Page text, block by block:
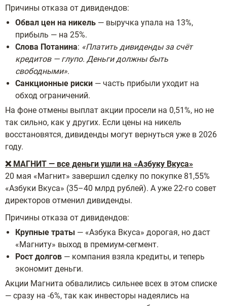
Причины отказа от дивидендов:
Обвал цен на никель — выручка упала на 13%,
прибыль — на 25%.
Слова Потанина: «Платить дивиденды за счёт
кредитов — глупо. Деньги должны быть
свободными».
Санкционные риски — часть прибыли уходит на
обход ограничений.
На фоне отмены выплат акции просели на 0,51%, но не
так сильно, как у других. Если цены на никель
восстановятся, дивиденды могут вернуться уже в 2026
году.
❌ МАГНИТ — все деньги ушли на «Азбуку Вкуса»
20 мая «Магнит» завершил сделку по покупке 81,55%
«Азбуки Вкуса» (35–40 млрд рублей). А уже 22-го совет
директоров отменил дивиденды.
Причины отказа от дивидендов:
Крупные траты — «Азбука Вкуса» дорогая, но даст
«Магниту» выход в премиум-сегмент.
Рост долгов — компания взяла кредиты, и теперь
экономит деньги.
Акции Магнита обвалились сильнее всех в этом списке
— сразу на -6%, так как инвесторы надеялись на